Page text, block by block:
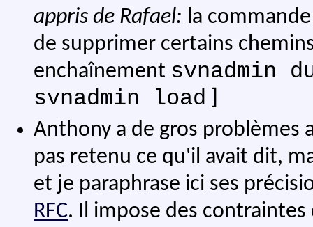
appris de Rafael: la
de supprimer certains
enchaînement svnadmin
svnadmin load
Anthony a de gros problèmes
pas retenu ce qu'il avait dit,
et je paraphrase ici ses
RFC. Il impose des